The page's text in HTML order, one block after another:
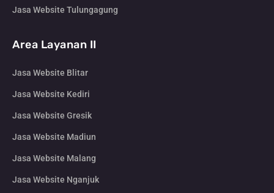
Jasa Website Tulungagung
Area Layanan II
Jasa Website Blitar
Jasa Website Kediri
Jasa Website Gresik
Jasa Website Madiun
Jasa Website Malang
Jasa Website Nganjuk